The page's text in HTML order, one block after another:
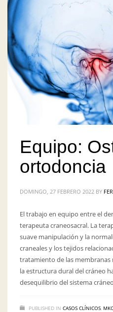
Equipo:
ortodoncia
DOMINGO, 27 FEBRERO 2022 BY
El trabajo en equipo entre el
terapeuta craneosacral. La
suave manipulación y la
craneales y los tejidos
tratamiento de las
la estructura dural del cráneo
desequilibrio del sistema
PUBLISHED IN CASOS CLÍNICOS